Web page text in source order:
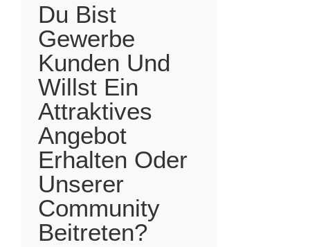
Du Bist
Gewerbe
Kunden Und
Willst Ein
Attraktives
Angebot
Erhalten Oder
Unserer
Community
Beitreten?